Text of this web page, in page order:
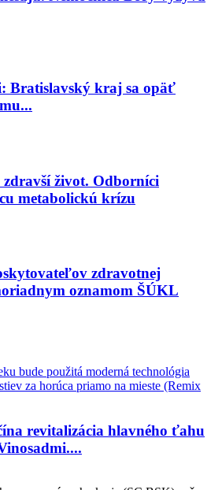
Bratislavský kraj sa opäť
zdravší život. Odborníci
metabolickú krízu
zdravotnej
oznamom ŠÚKL
revitalizácia hlavného ťahu